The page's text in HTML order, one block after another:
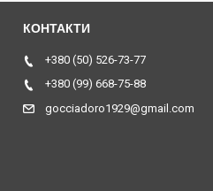
+380 (50) 526-73-77
+380 (99) 668-75-88
gocciadoro1929@gmail.com